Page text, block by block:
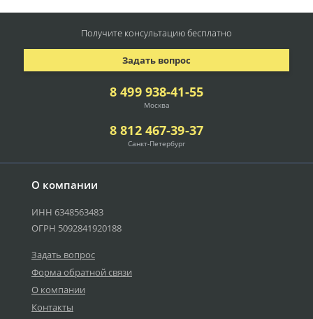
О компании
ИНН 6348563483
ОГРН 5092841920188
Задать вопрос
Форма обратной связи
О компании
Контакты
8 499 938-41-55
Москва
8 812 467-39-37
Санкт-Петербург
Задать вопрос
Получите консультациюбесплатно